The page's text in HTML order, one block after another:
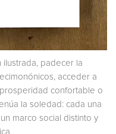
ilustrada, padecer la
acceder a
confortable o
la soledad: cada una
marco social distinto y